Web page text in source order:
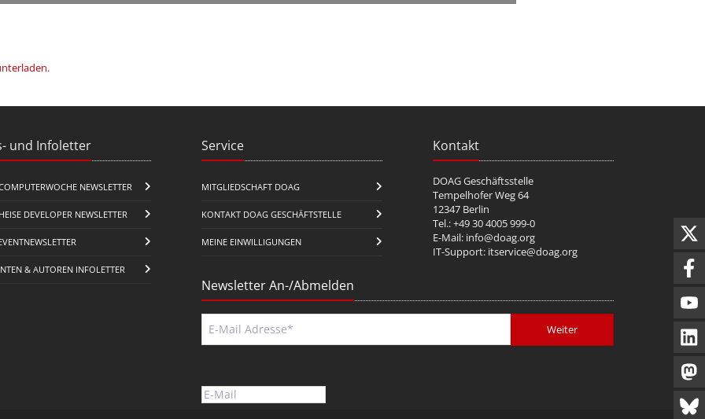
.
und Infoletter
NEWSLETTER
DEVELOPER NEWSLETTER
& AUTOREN INFOLETTER
Service
MITGLIEDSCHAFT DOAG
KONTAKT DOAG GESCHÄFTSTELLE
MEINE EINWILLIGUNGEN
Kontakt
DOAG Geschäftsstelle
Tempelhofer Weg 64
12347 Berlin
Tel.: +49 30 4005 999-0
E-Mail: info@doag.org
IT-Support: itservice@doag.org
Newsletter An-/Abmelden
Weiter